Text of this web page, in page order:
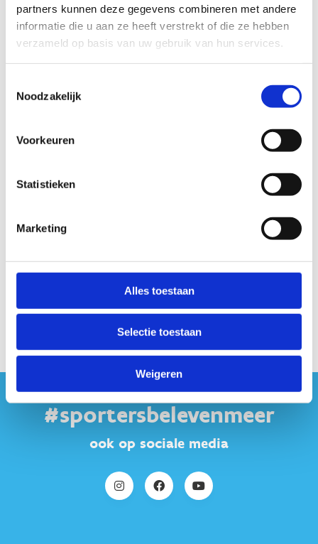
partners kunnen deze gegevens combineren met andere
informatie die u aan ze heeft verstrekt of die ze hebben
verzameld op basis van uw gebruik van hun services.
Noodzakelijk
Voorkeuren
Statistieken
Marketing
Alles toestaan
Selectie toestaan
Weigeren
#sportersbelevenmeer
ook op sociale media